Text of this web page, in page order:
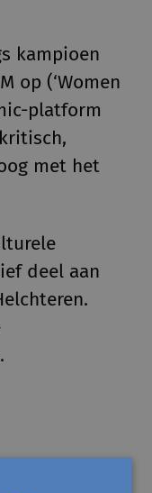
kampioen
op (‘Women
platform
met het
deel aan